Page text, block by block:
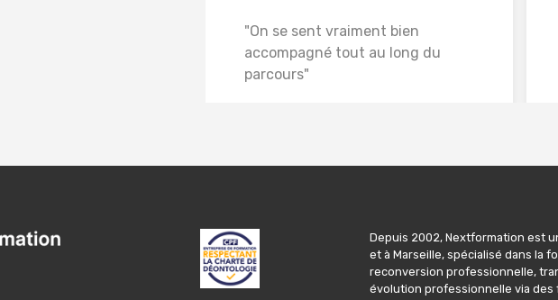
"On se sent vraiment bien
accompagné tout au long du
parcours"
Depuis 2002, Nextformation est
et à Marseille, spécialisé dans la
reconversion professionnelle,
évolution professionnelle via